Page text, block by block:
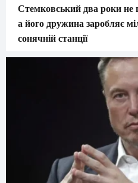
Стемковський два роки не
а його дружина заробляє
сонячній станції